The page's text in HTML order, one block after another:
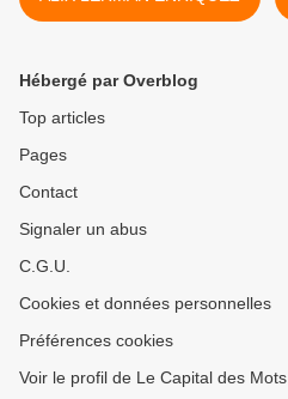
Hébergé par Overblog
Top articles
Pages
Contact
Signaler un abus
C.G.U.
Cookies et données personnelles
Préférences cookies
Voir le profil de Le Capital des